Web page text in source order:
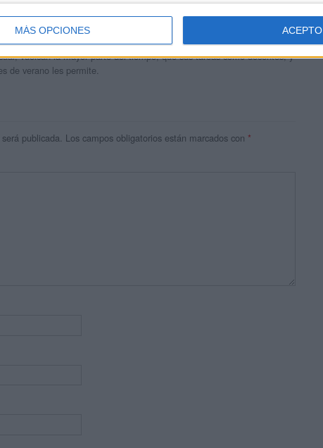
MÁS OPCIONES ACEPTO
solo un blog, es la apuesta personal de dos profesores Ginés y
ser pareja, son los encargados de los contenidos que encontramos
vuelcan la mayor parte del tiempo, que sus tareas como docentes, y
de verano les permite.
publicada. Los campos obligatorios están marcados con *